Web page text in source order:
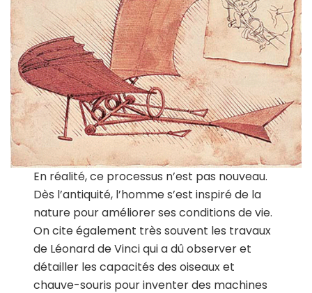
En réalité, ce processus n’est pas nouveau.
Dès l’antiquité, l’homme s’est inspiré de la
nature pour améliorer ses conditions de vie.
On cite également très souvent les travaux
de Léonard de Vinci qui a dû observer et
détailler les capacités des oiseaux et
chauve-souris pour inventer des machines